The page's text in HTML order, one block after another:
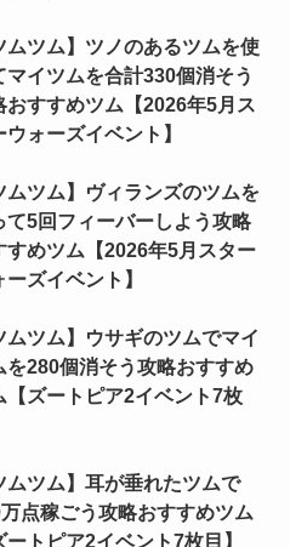
ムツム】ツノのあるツムを使
マイツムを合計330個消そう
おすすめツム【2026年5月ス
ウォーズイベント】
ムツム】ヴィランズのツムを
て5回フィーバーしよう攻略
すめツム【2026年5月スター
ーズイベント】
ムツム】ウサギのツムでマイ
を280個消そう攻略おすすめ
【ズートピア2イベント7枚
ムツム】耳が垂れたツムで
点稼ごう攻略おすすめツム
ートピア2イベント7枚目】